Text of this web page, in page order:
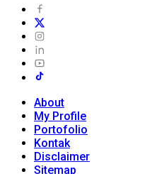
About
My Profile
Portofolio
Kontak
Disclaimer
Sitemap